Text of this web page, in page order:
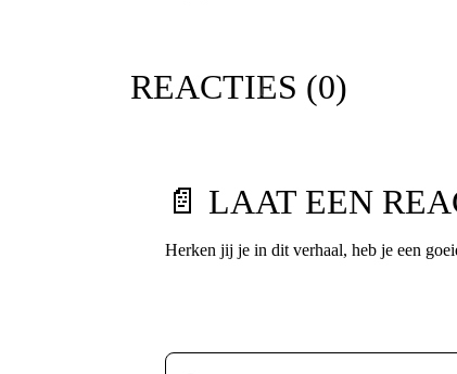
REACTIES (0)
📄 LAAT EEN
Herken jij je in dit verhaal, heb je een